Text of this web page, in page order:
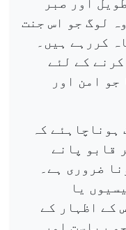
اور صبر
لوگ جو اس جنت
کررہے ہیں۔
کے لئے
جو امن اور
ہوناچاہئے کہ
قابو پانے
ضروری ہے۔
یا
کے اظہار کے